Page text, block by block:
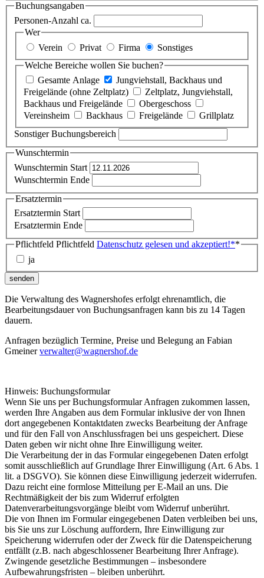
Buchungsangaben
Personen-Anzahl ca.
Wer
Verein
Privat Firma
Sonstiges
Welche Bereiche wollen Sie buchen?
Gesamte Anlage
Jungviehstall, Backhaus und
Freigelände (ohne Zeltplatz)
Zeltplatz, Jungviehstall,
Backhaus und Freigelände
Obergeschoss
Vereinsheim
Backhaus Freigelände
Grillplatz
Sonstiger Buchungsbereich
Wunschtermin
Wunschtermin Start
Wunschtermin Ende
Ersatztermin
Ersatztermin Start
Ersatztermin Ende
Pflichtfeld Pflichtfeld Datenschutz gelesen und akzeptiert!**
ja
senden
Die Verwaltung des Wagnershofes erfolgt ehrenamtlich, die
Bearbeitungsdauer von Buchungsanfragen kann bis zu 14 Tagen
dauern.
Anfragen bezüglich Termine, Preise und Belegung an Fabian
Gmeinerverwalter@wagnershof.de
Hinweis: Buchungsformular
Wenn Sie uns per Buchungsformular Anfragen zukommen lassen,
werden Ihre Angaben aus dem Formular inklusive der von Ihnen
dort angegebenen Kontaktdaten zwecks Bearbeitung der Anfrage
und für den Fall von Anschlussfragen bei uns gespeichert. Diese
Daten geben wir nicht ohne Ihre Einwilligung weiter.
Die Verarbeitung der in das Formular eingegebenen Daten erfolgt
somit ausschließlich auf Grundlage Ihrer Einwilligung (Art. 6 Abs. 1
lit. a DSGVO). Sie können diese Einwilligung jederzeit widerrufen.
Dazu reicht eine formlose Mitteilung per E-Mail an uns. Die
Rechtmäßigkeit der bis zum Widerruf erfolgten
Datenverarbeitungsvorgänge bleibt vom Widerruf unberührt.
Die von Ihnen im Formular eingegebenen Daten verbleiben bei uns,
bis Sie uns zur Löschung auffordern, Ihre Einwilligung zur
Speicherung widerrufen oder der Zweck für die Datenspeicherung
entfällt (z.B. nach abgeschlossener Bearbeitung Ihrer Anfrage).
Zwingende gesetzliche Bestimmungen – insbesondere
Aufbewahrungsfristen – bleiben unberührt.